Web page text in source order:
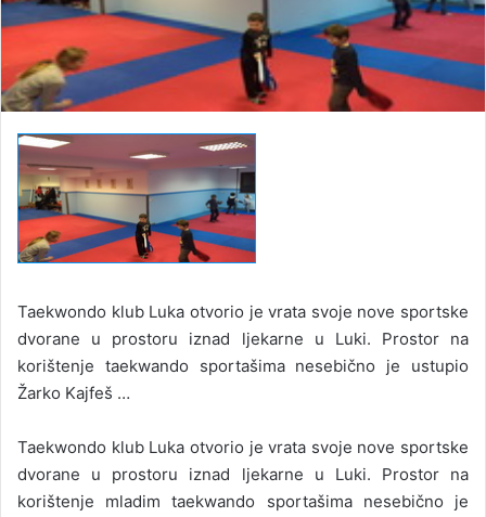
Taekwondo klub Luka otvorio je vrata svoje nove sportske
dvorane u prostoru iznad ljekarne u Luki. Prostor na
korištenje taekwando sportašima nesebično je ustupio
Žarko Kajfeš …
Taekwondo klub Luka otvorio je vrata svoje nove sportske
dvorane u prostoru iznad ljekarne u Luki. Prostor na
korištenje mladim taekwando sportašima nesebično je